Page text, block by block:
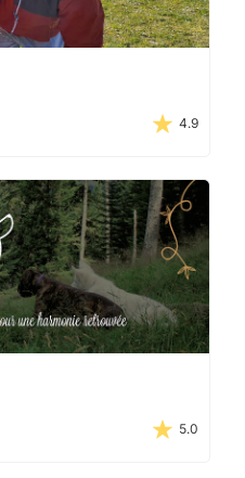
4.9
5.0